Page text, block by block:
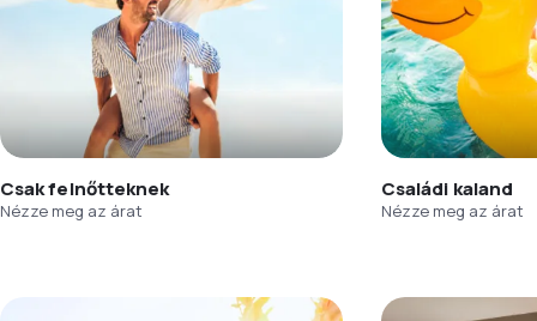
Csak felnőtteknek
Nézze meg az árat
Családi kaland
Nézze meg az árat